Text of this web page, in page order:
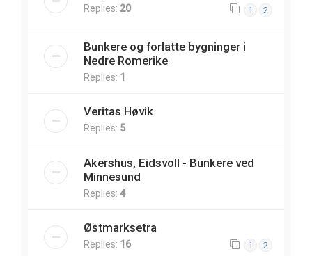
Replies: 20 1 2
Bunkere og forlatte bygninger i
Nedre Romerike
Replies: 1
Veritas Høvik
Replies: 5
Akershus, Eidsvoll - Bunkere ved
Minnesund
Replies: 4
Østmarksetra
Replies: 16 1 2